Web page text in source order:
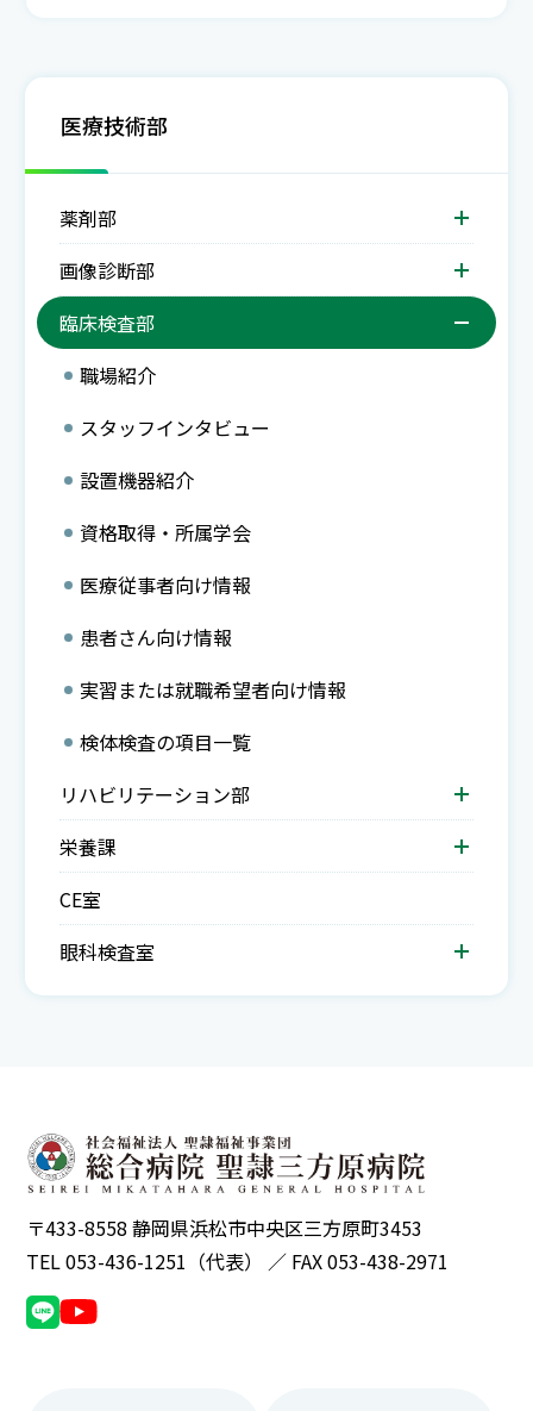
医療技術部
薬剤部
画像診断部
臨床検査部
職場紹介
スタッフインタビュー
設置機器紹介
資格取得・所属学会
医療従事者向け情報
患者さん向け情報
実習または就職希望者向け情報
検体検査の項目一覧
リハビリテーション部
栄養課
CE室
眼科検査室
〒433-8558 静岡県浜松市中央区三方原町3453
TEL 053-436-1251（代表） ／ FAX 053-438-2971